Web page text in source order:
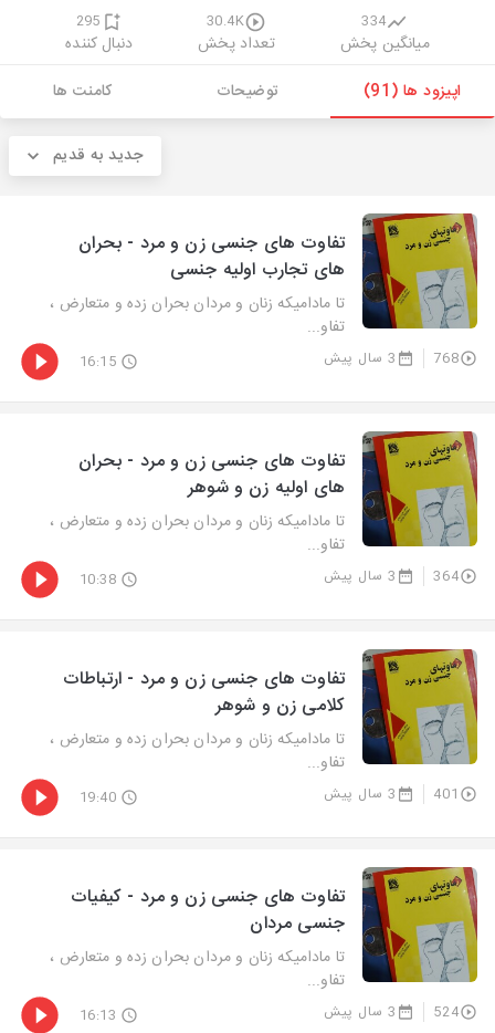
334
میانگین پخش
30.4K
تعداد پخش
295
دنبال کننده
اپیزود ها (91)
توضیحات کامنت ها
جدید به قدیم
تفاوت های جنسی زن و مرد - بحران
های تجارب اولیه جنسی
تا مادامیکه زنان و مردان بحران زده و متعارض ،
تفاو...
768 3 سال پیش 16:15
تفاوت های جنسی زن و مرد - بحران
های اولیه زن و شوهر
تا مادامیکه زنان و مردان بحران زده و متعارض ،
تفاو...
364 3 سال پیش 10:38
تفاوت های جنسی زن و مرد - ارتباطات
کلامی زن و شوهر
تا مادامیکه زنان و مردان بحران زده و متعارض ،
تفاو...
401 3 سال پیش 19:40
تفاوت های جنسی زن و مرد - کیفیات
جنسی مردان
تا مادامیکه زنان و مردان بحران زده و متعارض ،
تفاو...
524 3 سال پیش 16:13